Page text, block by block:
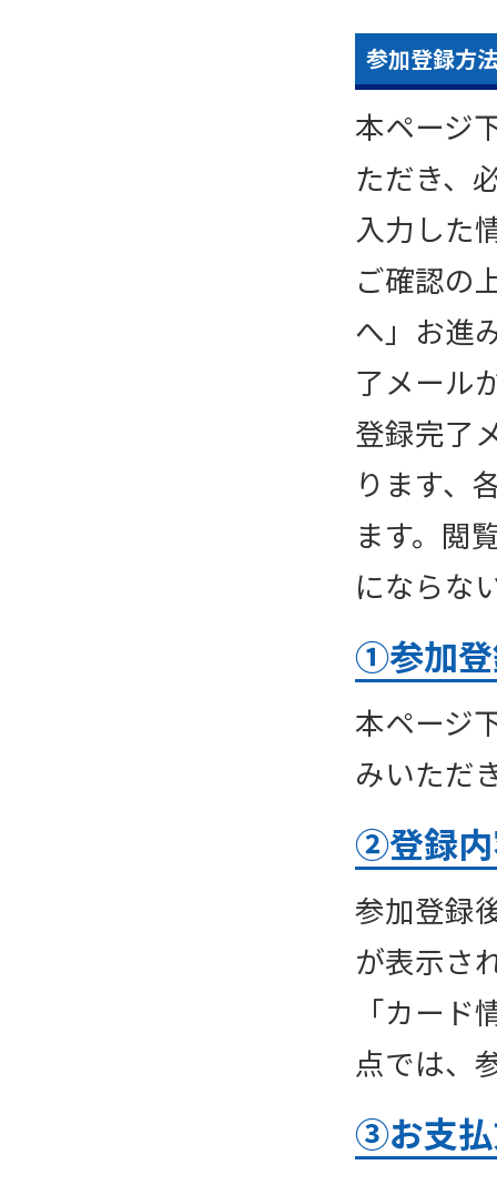
参加登録方
本ページ
ただき、
入力した
ご確認の
へ」お進
了メール
登録完了
ります、
ます。閲
にならな
①参加
本ページ
みいただ
②登録内
参加登録
が表示さ
「カー
点では、
③お支